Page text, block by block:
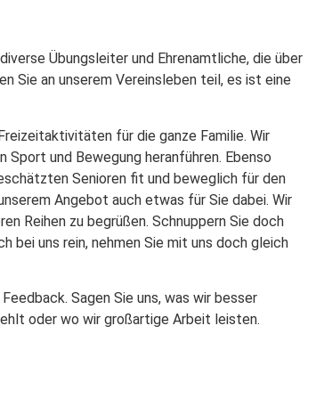
Übungsleiter und Ehrenamtliche, die über
Sie an unserem Vereinsleben teil, es ist eine
für die ganze Familie. Wir
Sport und Bewegung heranführen. Ebenso
Senioren fit und beweglich für den
Angebot auch etwas für Sie dabei. Wir
Reihen zu begrüßen. Schnuppern Sie doch
bei uns rein, nehmen Sie mit uns doch gleich
Sagen Sie uns, was wir besser
oder wo wir großartige Arbeit leisten.